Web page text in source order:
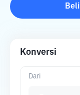
Beli
Konversi
Dari